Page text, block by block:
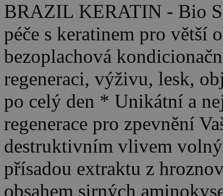
BRAZIL KERATIN - Bio
péče s keratinem pro větší
bezoplachová
regeneraci, výživu, lesk,
po celý den * Unikátní a
regenerace pro zpevnění
destruktivním vlivem
přísadou extraktu z
obsahem sirných